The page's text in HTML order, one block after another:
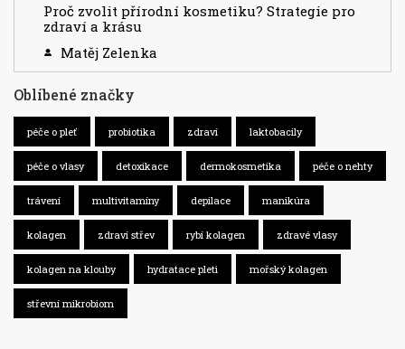
Proč zvolit přírodní kosmetiku? Strategie pro
zdraví a krásu
Matěj Zelenka
Oblíbené značky
péče o pleť probiotika zdraví laktobacily
péče o vlasy detoxikace dermokosmetika péče o nehty
trávení multivitamíny depilace manikúra
kolagen zdraví střev rybí kolagen zdravé vlasy
kolagen na klouby hydratace pleti mořský kolagen
střevní mikrobiom